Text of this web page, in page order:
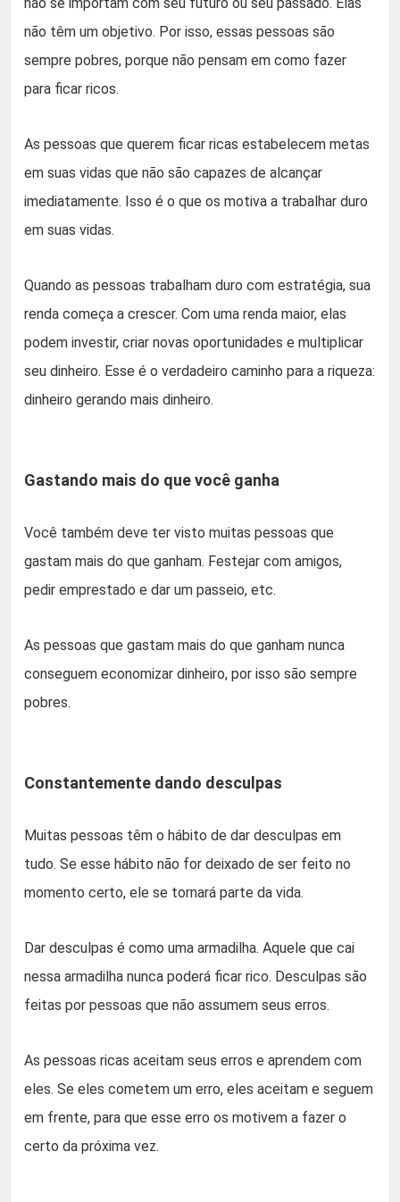
não têm um objetivo. Por isso, essas pessoas são
sempre pobres, porque não pensam em como fazer
para ficar ricos.
As pessoas que querem ficar ricas estabelecem metas
em suas vidas que não são capazes de alcançar
imediatamente. Isso é o que os motiva a trabalhar duro
em suas vidas.
Quando as pessoas trabalham duro com estratégia, sua
renda começa a crescer. Com uma renda maior, elas
podem investir, criar novas oportunidades e multiplicar
seu dinheiro. Esse é o verdadeiro caminho para a riqueza:
dinheiro gerando mais dinheiro.
Gastando mais do que você ganha
Você também deve ter visto muitas pessoas que
gastam mais do que ganham. Festejar com amigos,
pedir emprestado e dar um passeio, etc.
As pessoas que gastam mais do que ganham nunca
conseguem economizar dinheiro, por isso são sempre
pobres.
Constantemente dando desculpas
Muitas pessoas têm o hábito de dar desculpas em
tudo. Se esse hábito não for deixado de ser feito no
momento certo, ele se tornará parte da vida.
Dar desculpas é como uma armadilha. Aquele que cai
nessa armadilha nunca poderá ficar rico. Desculpas são
feitas por pessoas que não assumem seus erros.
As pessoas ricas aceitam seus erros e aprendem com
eles. Se eles cometem um erro, eles aceitam e seguem
em frente, para que esse erro os motivem a fazer o
certo da próxima vez.